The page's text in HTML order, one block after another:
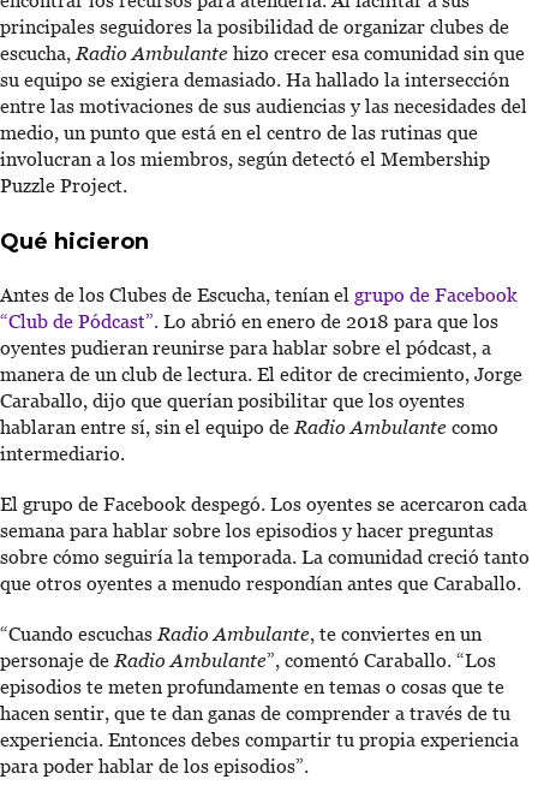
principales seguidores la posibilidad de organizar clubes de
escucha,Radio Ambulante hizo crecer esa comunidad sin que
su equipo se exigiera demasiado. Ha hallado la intersección
entre las motivaciones de sus audiencias y las necesidades del
medio, un punto que está en el centro de las rutinas que
involucran a los miembros, según detectó el Membership
Puzzle Project.
Qué hicieron
Antes de los Clubes de Escucha, tenían el grupo de Facebook
“Club de Pódcast”. Lo abrió en enero de 2018 para que los
oyentes pudieran reunirse para hablar sobre el pódcast, a
manera de un club de lectura. El editor de crecimiento, Jorge
Caraballo, dijo que querían posibilitar que los oyentes
hablaran entre sí, sin el equipo de Radio Ambulante como
intermediario.
El grupo de Facebook despegó. Los oyentes se acercaron cada
semana para hablar sobre los episodios y hacer preguntas
sobre cómo seguiría la temporada. La comunidad creció tanto
que otros oyentes a menudo respondían antes que Caraballo.
“Cuando escuchas Radio Ambulante, te conviertes en un
personaje de Radio Ambulante”, comentó Caraballo. “Los
episodios te meten profundamente en temas o cosas que te
hacen sentir, que te dan ganas de comprender a través de tu
experiencia. Entonces debes compartir tu propia experiencia
para poder hablar de los episodios”.